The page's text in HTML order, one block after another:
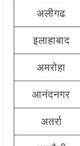
अलीगढ
इलाहाबाद
अमरोहा
आनंदनगर
अतर्रा